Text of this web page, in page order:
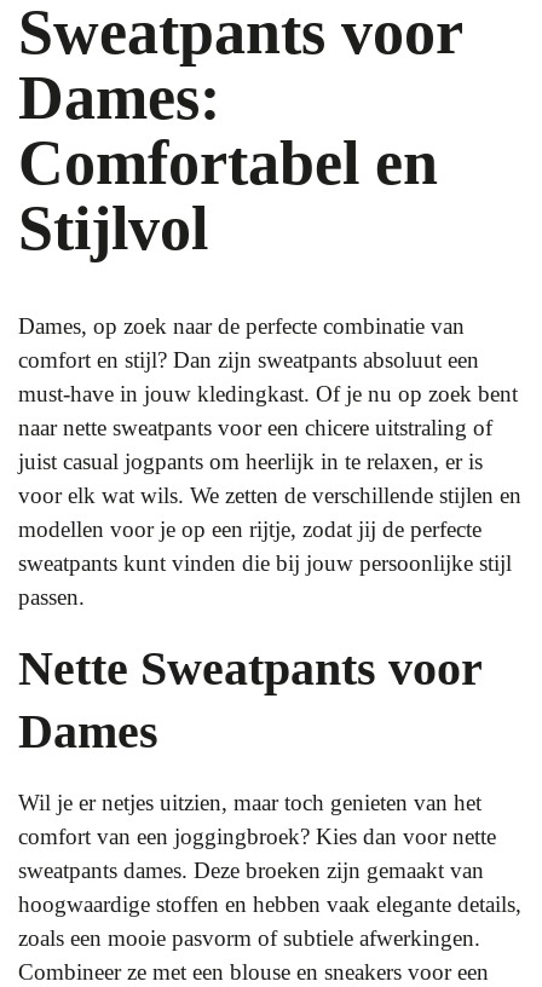
Sweatpants voor
Dames:
Comfortabel en
Stijlvol
Dames, op zoek naar de perfecte combinatie van
comfort en stijl? Dan zijn sweatpants absoluut een
must-have in jouw kledingkast. Of je nu op zoek bent
naar nette sweatpants voor een chicere uitstraling of
juist casual jogpants om heerlijk in te relaxen, er is
voor elk wat wils. We zetten de verschillende stijlen en
modellen voor je op een rijtje, zodat jij de perfecte
sweatpants kunt vinden die bij jouw persoonlijke stijl
passen.
Nette Sweatpants voor
Dames
Wil je er netjes uitzien, maar toch genieten van het
comfort van een joggingbroek? Kies dan voor nette
sweatpants dames. Deze broeken zijn gemaakt van
hoogwaardige stoffen en hebben vaak elegante details,
zoals een mooie pasvorm of subtiele afwerkingen.
Combineer ze met een blouse en sneakers voor een